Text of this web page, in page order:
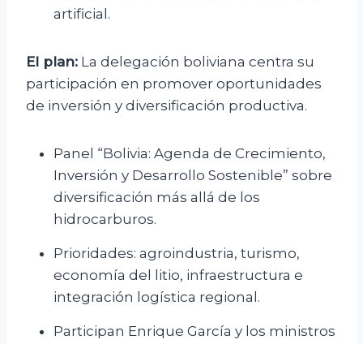
artificial.
El plan: La delegación boliviana centra su
participación en promover oportunidades
de inversión y diversificación productiva.
Panel “Bolivia: Agenda de Crecimiento,
Inversión y Desarrollo Sostenible” sobre
diversificación más allá de los
hidrocarburos.
Prioridades: agroindustria, turismo,
economía del litio, infraestructura e
integración logística regional.
Participan Enrique García y los ministros